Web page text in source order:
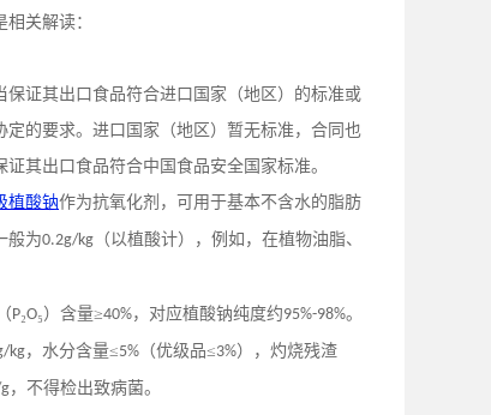
关解读：
证其出口食品符合进口国家（地区）的标准或
的要求。进口国家（地区）暂无标准，合同也
其出口食品符合中国食品安全国家标准。
植酸钠作为抗氧化剂，可用于基本不含水的脂肪
般为0.2g/kg （以植酸计），例如，在植物油脂、
P₂O₅）含量≥40%，对应植酸钠纯度约95%-98%。
kg，水分含量≤5% （优级品≤3%），灼烧残渣
，不得检出致病菌。